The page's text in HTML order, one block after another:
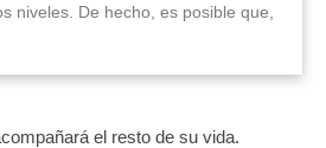
niveles. De hecho, es posible que,
el resto de su vida.